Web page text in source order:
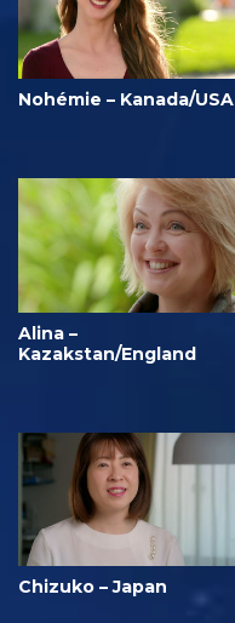
Nohémie – Kanada/USA
Alina –
Kazakstan/England
Chizuko – Japan